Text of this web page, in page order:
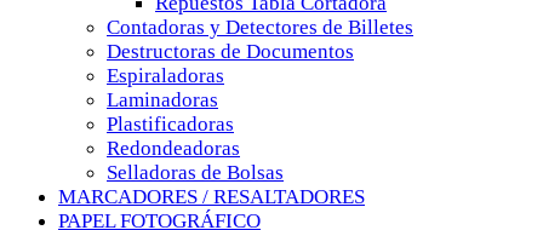
Contadoras y Detectores de Billetes
Destructoras de Documentos
Espiraladoras
Laminadoras
Plastificadoras
Redondeadoras
Selladoras de Bolsas
MARCADORES / RESALTADORES
PAPEL FOTOGRÁFICO